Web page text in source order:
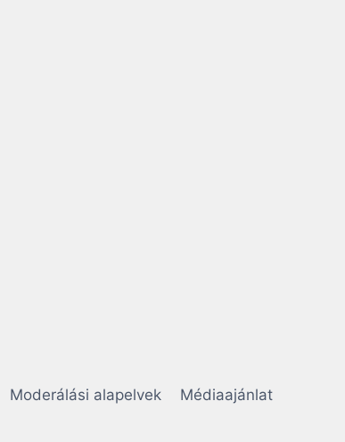
Moderálási alapelvek
Médiaajánlat